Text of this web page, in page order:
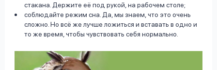
стакана. Держите её под рукой, на рабочем столе;
соблюдайте режим сна. Да, мы знаем, что это очень
сложно. Но всё же лучше ложиться и вставать в одно и
то же время, чтобы чувствовать себя нормально.